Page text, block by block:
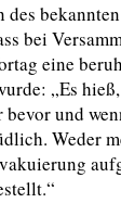
des bekannten
bei
eine
„Es
und
Weder